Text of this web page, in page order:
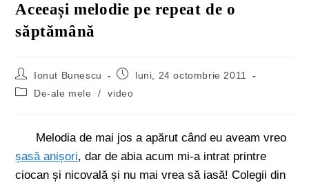
Aceeași melodie pe repeat de o
săptămână
Ionut Bunescu
luni, 24 octombrie 2011
De-ale mele
/ video
Melodia de mai jos a apărut când eu aveam vreo
șasă anișori, dar de abia acum mi-a intrat printre
ciocan și nicovală și nu mai vrea să iasă! Colegii din